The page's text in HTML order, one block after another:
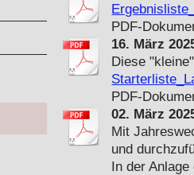
PDF-
16. März
Diese
PDF-
02. März
Mit
und
In der